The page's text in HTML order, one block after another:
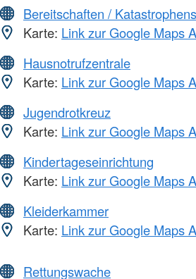
Bereitschaften /
Karte: Link zur Google Maps
Hausnotrufzentrale
Karte: Link zur Google Maps
Jugendrotkreuz
Karte: Link zur Google Maps
Kindertageseinrichtung
Karte: Link zur Google Maps
Kleiderkammer
Karte: Link zur Google Maps
Rettungswache